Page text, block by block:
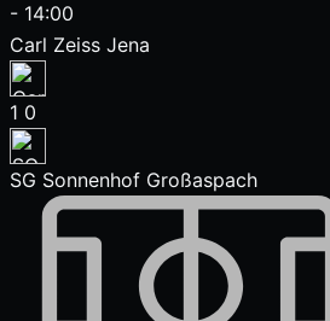
- 14:00
Carl Zeiss Jena
1 0
SG Sonnenhof Großaspach